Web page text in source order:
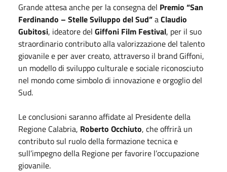
Grande attesa anche per la consegna del Premio “San
Ferdinando – Stelle Sviluppo del Sud”aClaudio
Gubitosi, ideatore del Giffoni Film Festival, per il suo
straordinario contributo alla valorizzazione del talento
giovanile e per aver creato, attraverso il brand Giffoni,
un modello di sviluppo culturale e sociale riconosciuto
nel mondo come simbolo di innovazione e orgoglio del
Sud.
Le conclusioni saranno affidate al Presidente della
Regione Calabria, Roberto Occhiuto, che offrirà un
contributo sul ruolo della formazione tecnica e
sull’impegno della Regione per favorire l’occupazione
giovanile.